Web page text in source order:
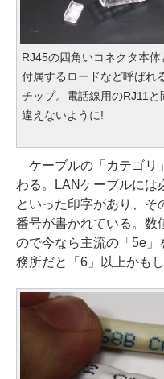
RJ45の四角いコネクタ本体
付属するロードなど呼ばれ
チップ。電話線用のRJ11と
違えないように!
ケーブルの「カテゴリ
わる。LANケーブルには
といった印字があり、そ
番号が書かれている。数
ので今なら主流の「5e
務所だと「6」以上かも